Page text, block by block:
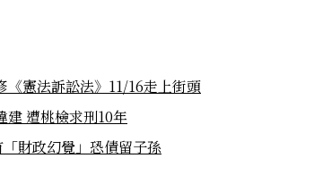
《憲法訴訟法》11/16走上街頭
建 遭桃檢求刑10年
財政幻覺」恐債留子孫